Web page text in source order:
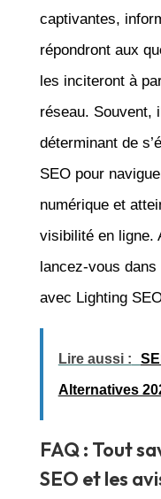
captivantes,
répondront aux
les inciteront à
réseau. Souvent,
déterminant de
SEO pour
numérique et
visibilité en ligne.
lancez-vous
avec Lighting
Lire aussi :
Alternatives
FAQ : Tout
SEO et les